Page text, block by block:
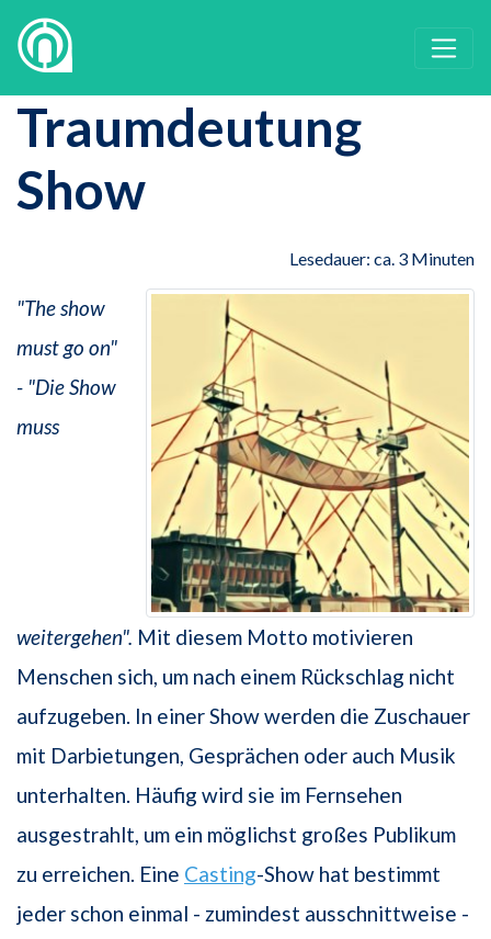
Traumdeutung
Show
Lesedauer: ca. 3 Minuten
"The show
must go on"
- "Die Show
muss
weitergehen". Mit diesem Motto motivieren
Menschen sich, um nach einem Rückschlag nicht
aufzugeben. In einer Show werden die Zuschauer
mit Darbietungen, Gesprächen oder auch Musik
unterhalten. Häufig wird sie im Fernsehen
ausgestrahlt, um ein möglichst großes Publikum
zu erreichen. Eine Casting-Show hat bestimmt
jeder schon einmal - zumindest ausschnittweise -